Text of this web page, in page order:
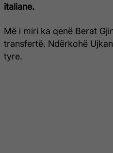
italiane.
Më i miri ka qenë Berat
transfertë. Ndërkohë
tyre.